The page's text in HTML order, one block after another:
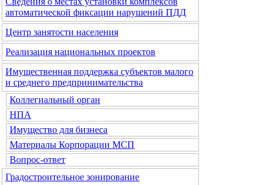
автоматической фиксации нарушений ПДД
Центр занятости населения
Реализация национальных проектов
Имущественная поддержка субъектов малого
и среднего предпринимательства
Коллегиальный орган
НПА
Имущество для бизнеса
Материалы Корпорации МСП
Вопрос-ответ
Градостроительное зонирование